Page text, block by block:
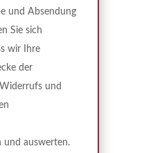
und Absendung
Sie sich
wir Ihre
der
und
und auswerten.